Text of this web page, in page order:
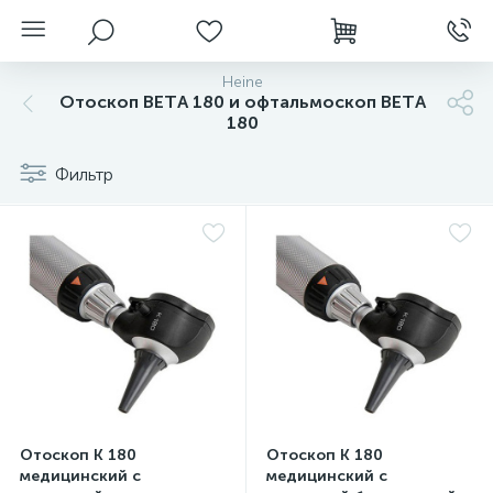
Heine
Отоскоп ВЕТA 180 и офтальмоскоп ВЕТA
180
Фильтр
Отоскоп К 180
медицинский с
Отоскоп К 180
медицинский с